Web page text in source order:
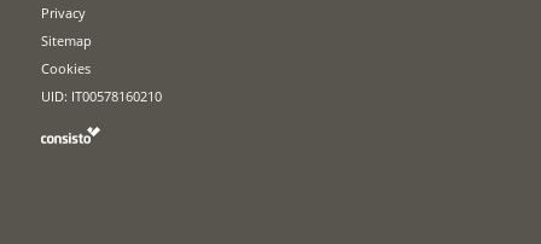
Privacy
Sitemap
Cookies
UID: IT00578160210